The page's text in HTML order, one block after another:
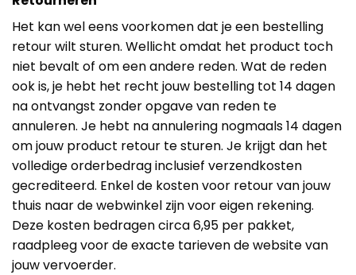
Het kan wel eens voorkomen dat je een bestelling
retour wilt sturen. Wellicht omdat het product toch
niet bevalt of om een andere reden. Wat de reden
ook is, je hebt het recht jouw bestelling tot 14 dagen
na ontvangst zonder opgave van reden te
annuleren. Je hebt na annulering nogmaals 14 dagen
om jouw product retour te sturen. Je krijgt dan het
volledige orderbedrag inclusief verzendkosten
gecrediteerd. Enkel de kosten voor retour van jouw
thuis naar de webwinkel zijn voor eigen rekening.
Deze kosten bedragen circa 6,95 per pakket,
raadpleeg voor de exacte tarieven de website van
jouw vervoerder.